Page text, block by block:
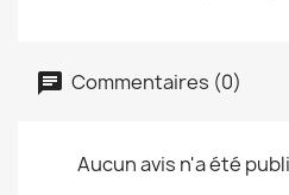
Commentaires (0)
Aucun avis n'a été